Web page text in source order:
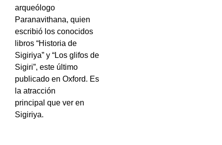
arqueólogo
Paranavithana, quien
escribió los conocidos
libros “Historia de
Sigiriya” y “Los glifos de
Sigiri”, este último
publicado en Oxford. Es
la atracción
principal que ver en
Sigiriya.